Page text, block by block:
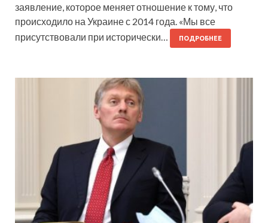
заявление, которое меняет отношение к тому, что
происходило на Украине с 2014 года. «Мы все
присутствовали при исторически…
ПОДРОБНЕЕ